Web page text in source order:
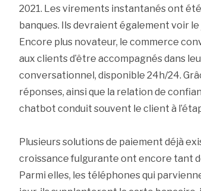
2021. Les virements instantanés ont
banques. Ils devraient également voir
Encore plus novateur, le commerce
aux clients d’être accompagnés dans
conversationnel, disponible 24h/24.
réponses, ainsi que la relation de
chatbot conduit souvent le client à
Plusieurs solutions de paiement déjà
croissance fulgurante ont encore tant
Parmi elles, les téléphones qui